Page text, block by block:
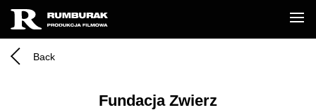
Back
Fundacja Zwierz